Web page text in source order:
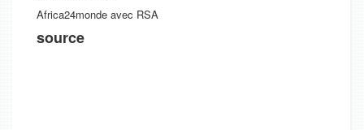
Africa24monde avec RSA
source